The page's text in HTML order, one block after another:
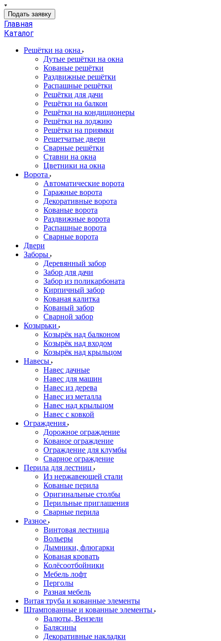
Подать заявку
Главная
Каталог
Решётки на окна
Дутые решётки на окна
Кованые решётки
Раздвижные решётки
Распашные решётки
Решётки для дачи
Решётки на балкон
Решётки на кондиционеры
Решётки на лоджию
Решётки на приямки
Решетчатые двери
Сварные решётки
Ставни на окна
Цветники на окна
Ворота
Автоматические ворота
Гаражные ворота
Декоративные ворота
Кованые ворота
Раздвижные ворота
Распашные ворота
Сварные ворота
Двери
Заборы
Деревянный забор
Забор для дачи
Забор из поликарбоната
Кирпичный забор
Кованая калитка
Кованый забор
Сварной забор
Козырьки
Козырёк над балконом
Козырёк над входом
Козырёк над крыльцом
Навесы
Навес дачные
Навес для машин
Навес из дерева
Навес из металла
Навес над крыльцом
Навес с ковкой
Ограждения
Дорожное ограждение
Кованое ограждение
Ограждение для клумбы
Сварное ограждение
Перила для лестниц
Из нержавеющей стали
Кованые перила
Оригинальные столбы
Перильные приглашения
Сварные перила
Разное
Винтовая лестница
Вольеры
Дымники, флюгарки
Кованая кровать
Колёсоотбойники
Мебель лофт
Перголы
Разная мебель
Витая труба и кованные элементы
Штампованные и кованные элементы
Валюты, Вензели
Балясины
Декоративные накладки